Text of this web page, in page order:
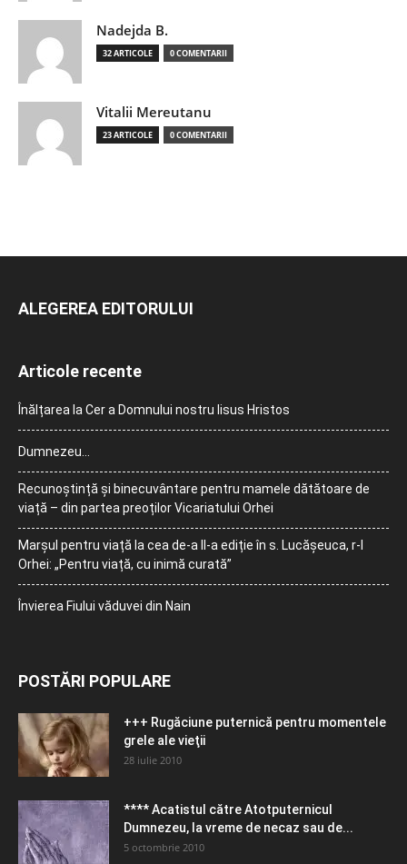
Nadejda B.
32 ARTICOLE 0 COMENTARII
Vitalii Mereutanu
23 ARTICOLE 0 COMENTARII
ALEGEREA EDITORULUI
Articole recente
Înălțarea la Cer a Domnului nostru Iisus Hristos
Dumnezeu…
Recunoștință și binecuvântare pentru mamele dătătoare de
viață – din partea preoților Vicariatului Orhei
Marșul pentru viață la cea de-a II-a ediție în s. Lucășeuca, r-l
Orhei: „Pentru viață, cu inimă curată”
Învierea Fiului văduvei din Nain
POSTĂRI POPULARE
+++ Rugăciune puternică pentru momentele
grele ale vieţii
28 iulie 2010
**** Acatistul către Atotputernicul
Dumnezeu, la vreme de necaz sau de...
5 octombrie 2010